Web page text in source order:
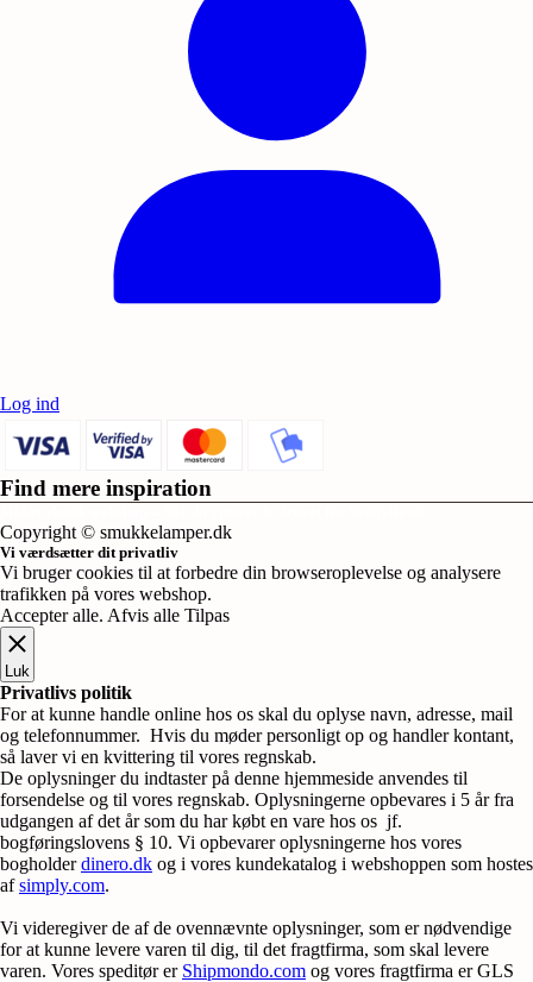
Log ind
Find mere inspiration
Copyright © smukkelamper.dk
Vi værdsætter dit privatliv
Vi bruger cookies til at forbedre din browseroplevelse og analysere
trafikken på vores webshop.
Accepter alle. Afvis alle Tilpas
Luk
Privatlivs politik
For at kunne handle online hos os skal du oplyse navn, adresse, mail
og telefonnummer. Hvis du møder personligt op og handler kontant,
så laver vi en kvittering til vores regnskab.
De oplysninger du indtaster på denne hjemmeside anvendes til
forsendelse og til vores regnskab. Oplysningerne opbevares i 5 år fra
udgangen af det år som du har købt en vare hos os jf.
bogføringslovens § 10. Vi opbevarer oplysningerne hos vores
bogholderdinero.dk og i vores kundekatalog i webshoppen som hostes
afsimply.com.
Vi videregiver de af de ovennævnte oplysninger, som er nødvendige
for at kunne levere varen til dig, til det fragtfirma, som skal levere
varen. Vores speditør er Shipmondo.com og vores fragtfirma er GLS